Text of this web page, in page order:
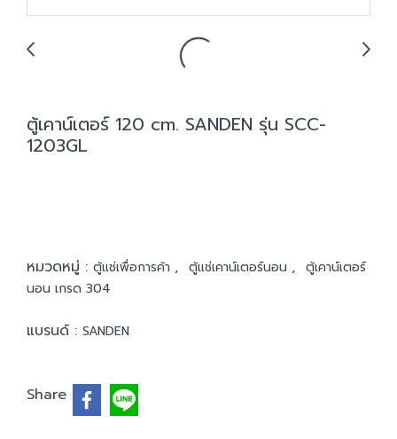
ตู้เคาน์เตอร์ 120 cm. SANDEN รุ่น SCC-
1203GL
หมวดหมู่ : ตู้แช่เพื่อการค้า , ตู้แช่เคาน์เตอร์นอน , ตู้เคาน์เตอร์
นอน เกรด 304
แบรนด์ : SANDEN
Share